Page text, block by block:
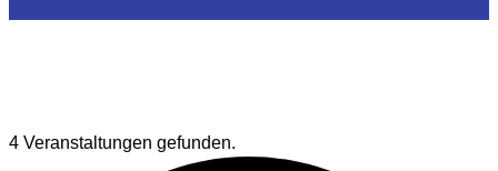
4 Veranstaltungen gefunden.